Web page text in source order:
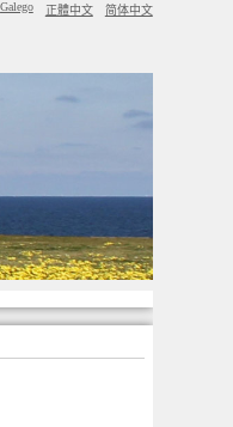
Galego 正體中文 简体中文